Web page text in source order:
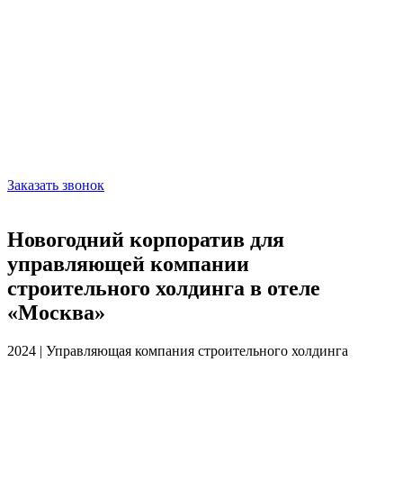
Заказать звонок
Новогодний корпоратив для
управляющей компании
строительного холдинга в отеле
«Москва»
2024 | Управляющая компания строительного холдинга